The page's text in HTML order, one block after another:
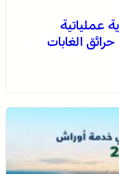
عملياتية
الغابات
بالخارج تحت شعار
المغرب 2030”